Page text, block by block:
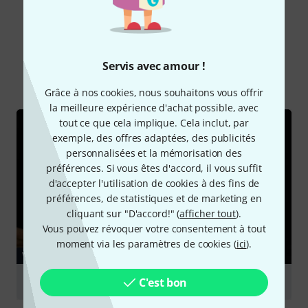
Servis avec amour !
Grâce à nos cookies, nous souhaitons vous offrir
la meilleure expérience d'achat possible, avec
tout ce que cela implique. Cela inclut, par
exemple, des offres adaptées, des publicités
personnalisées et la mémorisation des
préférences. Si vous êtes d'accord, il vous suffit
d'accepter l'utilisation de cookies à des fins de
préférences, de statistiques et de marketing en
cliquant sur "D'accord!" (afficher tout).
Vous pouvez révoquer votre consentement à tout
moment via les paramètres de cookies (ici).
C'est bon
VIDÉO
Zultan 22 Heritage Crash